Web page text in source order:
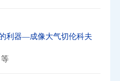
利器—成像大气切伦科夫